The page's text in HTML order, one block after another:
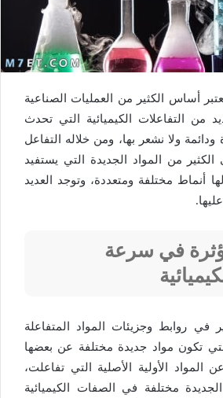
أساس الكثير من العمليات الصناعية
من التفاعلات الكيميائية التي تحدث
ولا نشعر بها، ومن خلاله التفاعل
من المواد الجديدة التي يستفيد
أنماط مختلفة ومتعددة، وتوجد العديد
في سرعة
في روابط وجزيئات المواد المتفاعلة
تكون مواد جديدة مختلفة عن بعضها
الأولية الأصلية التي تفاعلت،
الجديدة مختلفة في الصفات الكيميائية